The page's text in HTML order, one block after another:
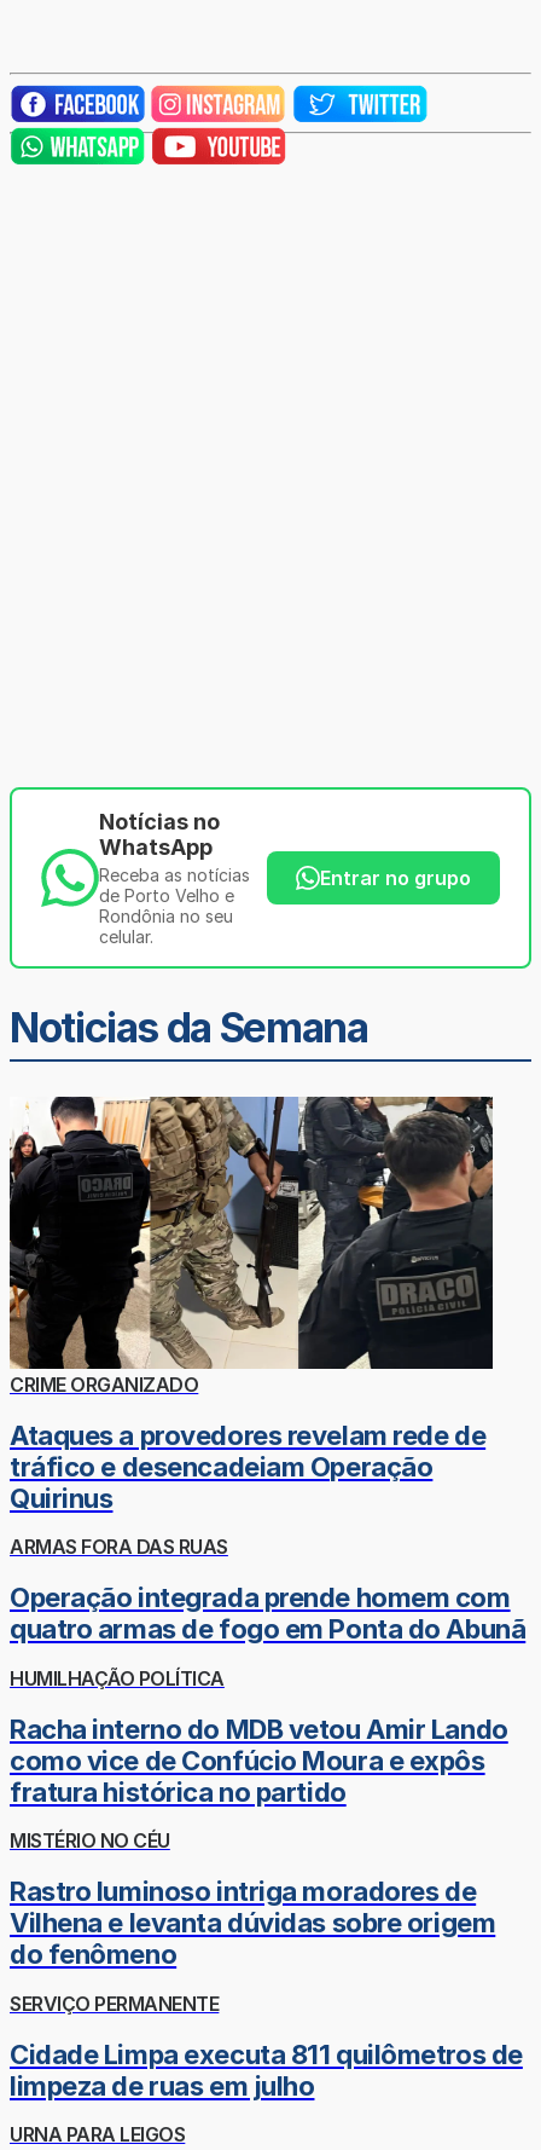
Notícias no
WhatsApp
Receba as notícias
de Porto Velho e
Rondônia no seu
celular.
Entrar no grupo
Noticias da Semana
CRIME ORGANIZADO
Ataques a provedores revelam rede de
tráfico e desencadeiam Operação
Quirinus
ARMAS FORA DAS RUAS
Operação integrada prende homem com
quatro armas de fogo em Ponta do Abunã
HUMILHAÇÃO POLÍTICA
Racha interno do MDB vetou Amir Lando
como vice de Confúcio Moura e expôs
fratura histórica no partido
MISTÉRIO NO CÉU
Rastro luminoso intriga moradores de
Vilhena e levanta dúvidas sobre origem
do fenômeno
SERVIÇO PERMANENTE
Cidade Limpa executa 811 quilômetros de
limpeza de ruas em julho
URNA PARA LEIGOS